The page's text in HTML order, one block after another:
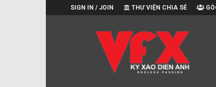
SIGN IN / JOIN THƯ VIỆN CHIA SẺ